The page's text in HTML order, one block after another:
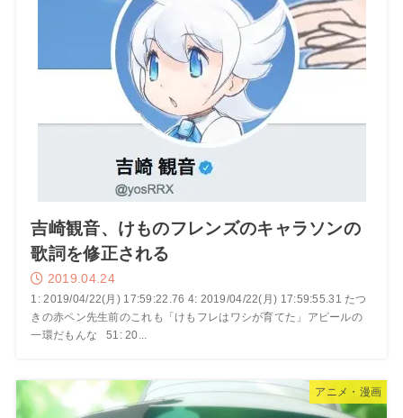
吉崎観音、けものフレンズのキャラソンの
歌詞を修正される
2019.04.24
1: 2019/04/22(月) 17:59:22.76 4: 2019/04/22(月) 17:59:55.31 たつ
きの赤ペン先生前のこれも「けもフレはワシが育てた」アピールの
一環だもんな 51: 20...
アニメ・漫画